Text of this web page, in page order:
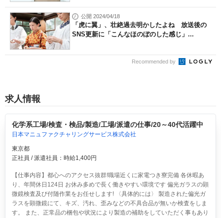
公開 2024/04/18
「虎に翼」、壮絶過去明かしたよね 放送後の
SNS更新に「こんなほのぼのした感じ」...
Recommended by
求人情報
化学系工場/検査・検品/製造/工場/派遣の仕事/20～40代活躍中
日本マニュファクチャリングサービス株式会社
東京都
正社員 / 派遣社員：時給1,400円
【仕事内容】都心へのアクセス抜群!職場近くに家電つき寮完備 各休暇あ
り、年間休日124日 お休み多めで長く働きやすい環境です 偏光ガラスの顕
微鏡検査及び付随作業をお任せします! 〈具体的には〉 製造された偏光ガ
ラスを顕微鏡にて、キズ、汚れ、歪みなどの不具合品が無いか検査をしま
す。 また、正常品の梱包や状況により製造の補助をしていただく事もあり